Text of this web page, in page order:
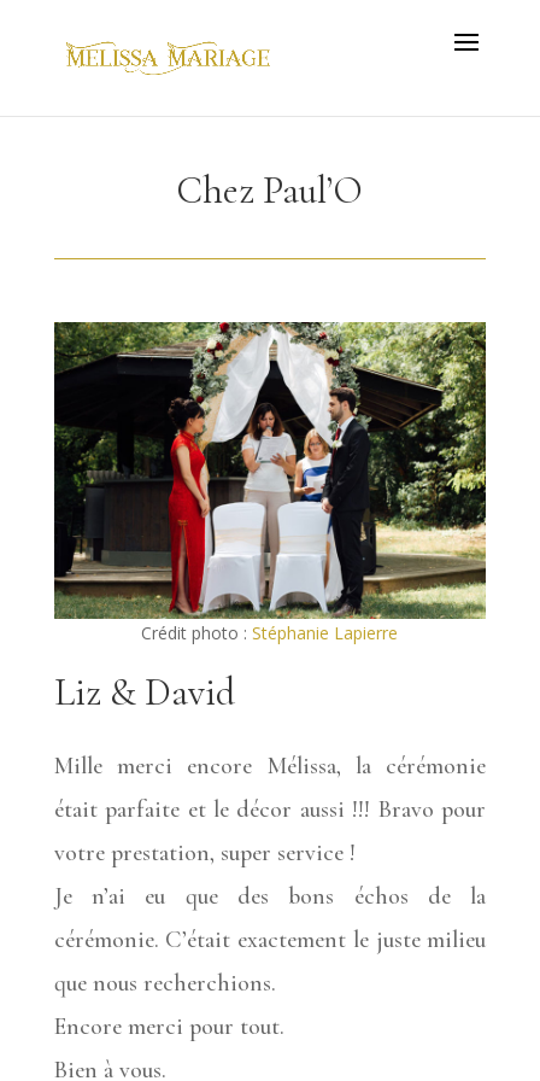
Chez Paul’O
Crédit photo :Stéphanie Lapierre
Liz & David
Mille merci encore Mélissa, la cérémonie
était parfaite et le décor aussi !!! Bravo pour
votre prestation, super service !
Je n’ai eu que des bons échos de la
cérémonie. C’était exactement le juste milieu
que nous recherchions.
Encore merci pour tout.
Bien à vous.